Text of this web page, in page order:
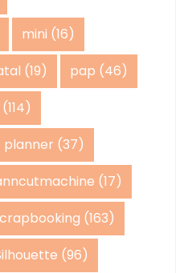
mini (16)
(19) pap (46)
(114)
planner (37)
(17)
(163)
(96)